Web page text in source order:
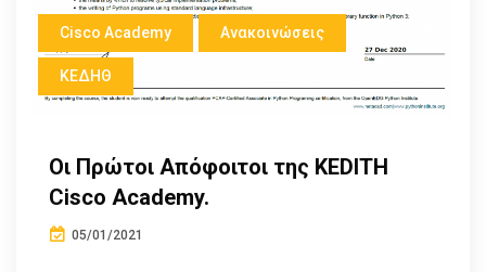
Cisco Academy Ανακοινώσεις
ΚΕΔΗΘ
Οι Πρώτοι Απόφοιτοι της KEDITH
Cisco Academy.
05/01/2021